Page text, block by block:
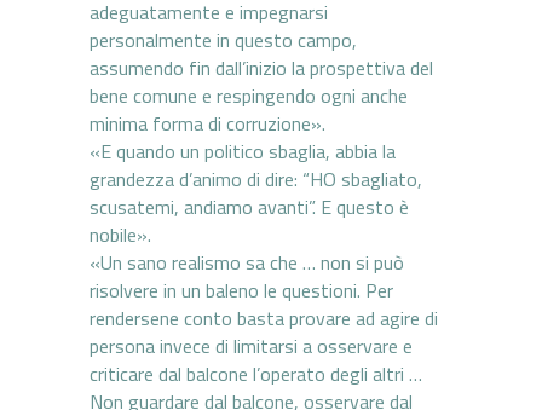
adeguatamente e impegnarsi
personalmente in questo campo,
assumendo fin dall’inizio la prospettiva del
bene comune e respingendo ogni anche
minima forma di corruzione».
«E quando un politico sbaglia, abbia la
grandezza d’animo di dire: “HO sbagliato,
scusatemi, andiamo avanti”. E questo è
nobile».
«Un sano realismo sa che … non si può
risolvere in un baleno le questioni. Per
rendersene conto basta provare ad agire di
persona invece di limitarsi a osservare e
criticare dal balcone l’operato degli altri …
Non guardare dal balcone, osservare dal